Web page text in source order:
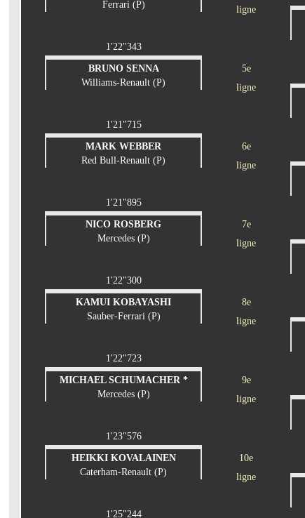
Ferrari (P)
ligne
1'22"343
BRUNO SENNA
Williams-Renault (P)
5e
ligne
1'21"715
MARK WEBBER
Red Bull-Renault (P)
6e
ligne
1'21"895
NICO ROSBERG
Mercedes (P)
7e
ligne
1'22"300
KAMUI KOBAYASHI
Sauber-Ferrari (P)
8e
ligne
1'22"723
MICHAEL SCHUMACHER *
Mercedes (P)
9e
ligne
1'23"576
HEIKKI KOVALAINEN
Caterham-Renault (P)
10e
ligne
1'25"244